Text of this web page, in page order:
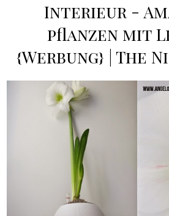
Interieur -
pflanzen mit
{Werbung} | The